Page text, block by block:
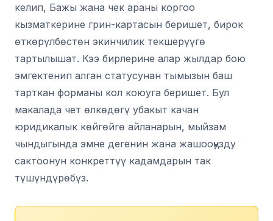
келип, Бажы жана чек араны коргоо
кызматкерине грин-картасын беришет, бирок
өткөрүлбөстөн экинчилик текшерүүгө
тартылышат. Кээ бирлерине алар жылдар бою
эмгектенип алган статусунан тымызын баш
тарткан форманы кол коюуга беришет. Бул
макалада чет өлкөдөгү убакыт качан
юридикалык көйгөйгө айланарын, мыйзам
чындыгында эмне дегенин жана жашооңузду
сактоонун конкреттүү кадамдарын так
түшүндүрөбүз.